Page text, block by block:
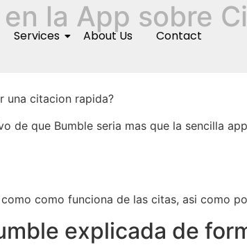
Services About Us Contact
la App sobre
una citacion rapida?
de que Bumble seri­a mas que la sencilla
como funciona de las citas, asi­ como
explicada de